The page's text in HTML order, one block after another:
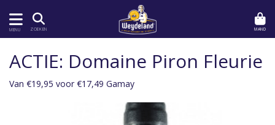
MENU ZOEKEN MAND
ACTIE: Domaine Piron Fleurie
Van €19,95 voor €17,49 Gamay